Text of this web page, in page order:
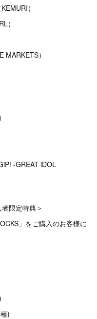
）
）
）
-GREAT iDOL
限定特典＞
」をご購入のお客様に
)